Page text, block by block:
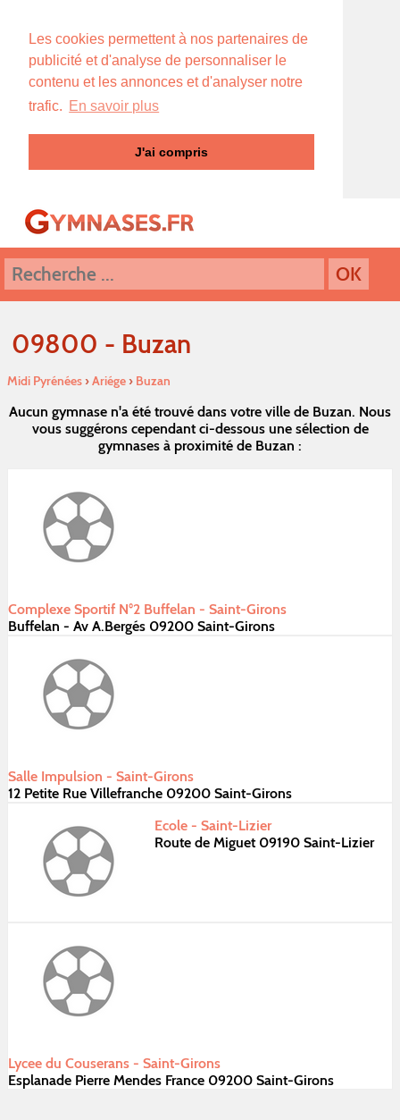
Les cookies permettent à nos partenaires de
publicité et d'analyse de personnaliser le
contenu et les annonces et d'analyser notre
trafic. En savoir plus
J'ai compris
09800 - Buzan
Midi Pyrénées›Ariége› Buzan
Aucun gymnase n'a été trouvé dans votre ville de Buzan. Nous
vous suggérons cependant ci-dessous une sélection de
gymnases à proximité de Buzan :
Complexe Sportif N°2 Buffelan - Saint-Girons
Buffelan - Av A.Bergés 09200 Saint-Girons
Salle Impulsion - Saint-Girons
12 Petite Rue Villefranche 09200 Saint-Girons
Ecole - Saint-Lizier
Route de Miguet 09190 Saint-Lizier
Lycee du Couserans - Saint-Girons
Esplanade Pierre Mendes France 09200 Saint-Girons